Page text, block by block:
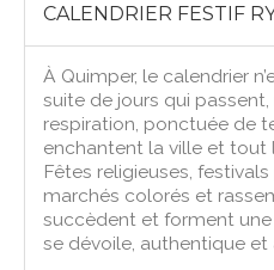
CALENDRIER FESTIF
À Quimper, le calendrier
suite de jours qui
respiration, ponctuée de
enchantent la ville et tout
Fêtes religieuses,
marchés colorés et
succèdent et forment
se dévoile, authentique et